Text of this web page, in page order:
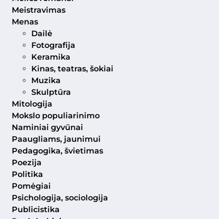
Meistravimas
Menas
Dailė
Fotografija
Keramika
Kinas, teatras, šokiai
Muzika
Skulptūra
Mitologija
Mokslo populiarinimo
Naminiai gyvūnai
Paaugliams, jaunimui
Pedagogika, švietimas
Poezija
Politika
Pomėgiai
Psichologija, sociologija
Publicistika